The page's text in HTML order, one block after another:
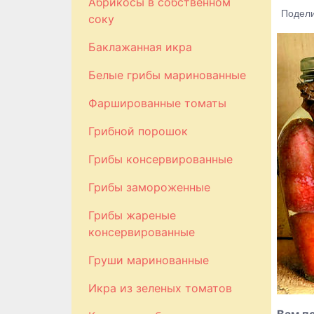
соку
Баклажанная икра
Белые грибы маринованные
Фаршированные томаты
Грибной порошок
Грибы консервированные
Грибы замороженные
Грибы жареные
консервированные
Груши маринованные
Икра из зеленых томатов